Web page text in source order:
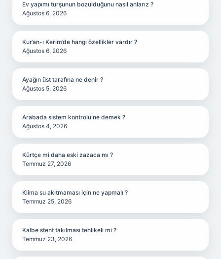
Ev yapımı turşunun bozulduğunu nasıl anlarız ?
Ağustos 6, 2026
Kur’an-ı Kerim’de hangi özellikler vardır ?
Ağustos 6, 2026
Ayağın üst tarafına ne denir ?
Ağustos 5, 2026
Arabada sistem kontrolü ne demek ?
Ağustos 4, 2026
Kürtçe mi daha eski zazaca mı ?
Temmuz 27, 2026
Klima su akıtmaması için ne yapmalı ?
Temmuz 25, 2026
Kalbe stent takılması tehlikeli mi ?
Temmuz 23, 2026